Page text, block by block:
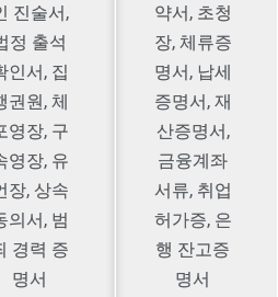
진술서,
정 출석
인서, 집
권원, 체
영장, 구
영장, 유
장, 상속
의서, 범
경력 증
명서
약서, 초청
장, 체류증
명서, 납세
증명서, 재
산증명서,
금융계좌
서류, 취업
허가증, 은
행 잔고증
명서